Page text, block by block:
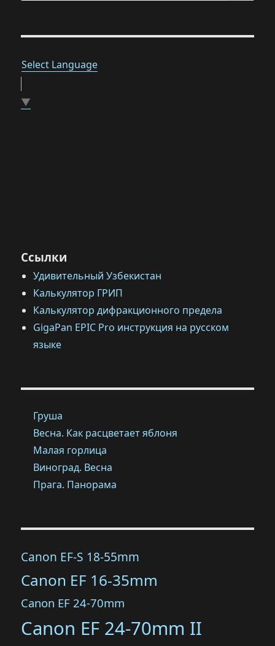
Select Language
▼
Ссылки
Удивительный Узбекистан
Калькулятор ГРИП
Калькулятор дифракционного предела
GigaPan EPIC Pro инструкция на русском
языке
Груша
Весна. Как расцветает яблоня
Малая горлица
Виноград. Весна
Прага. Панорама
Canon EF-S 18-55mm
Canon EF 16-35mm
Canon EF 24-70mm
Canon EF 24-70mm II